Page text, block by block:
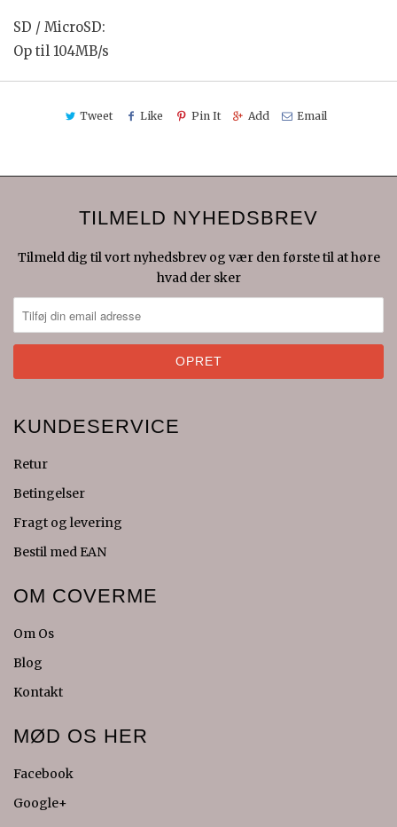
SD / MicroSD:
Op til 104MB/s
Tweet Like Pin It Add Email
TILMELD NYHEDSBREV
Tilmeld dig til vort nyhedsbrev og vær den første til at høre
hvad der sker
KUNDESERVICE
Retur
Betingelser
Fragt og levering
Bestil med EAN
OM COVERME
Om Os
Blog
Kontakt
MØD OS HER
Facebook
Google+